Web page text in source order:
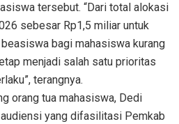
tersebut. “Dari total alokasi
sebesar Rp1,5 miliar untuk
bagi mahasiswa kurang
menjadi salah satu prioritas
terangnya.
orang tua mahasiswa, Dedi
yang difasilitasi Pemkab